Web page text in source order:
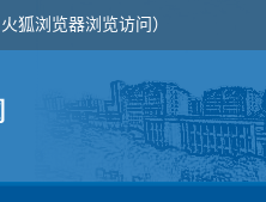
狐浏览器浏览访问）